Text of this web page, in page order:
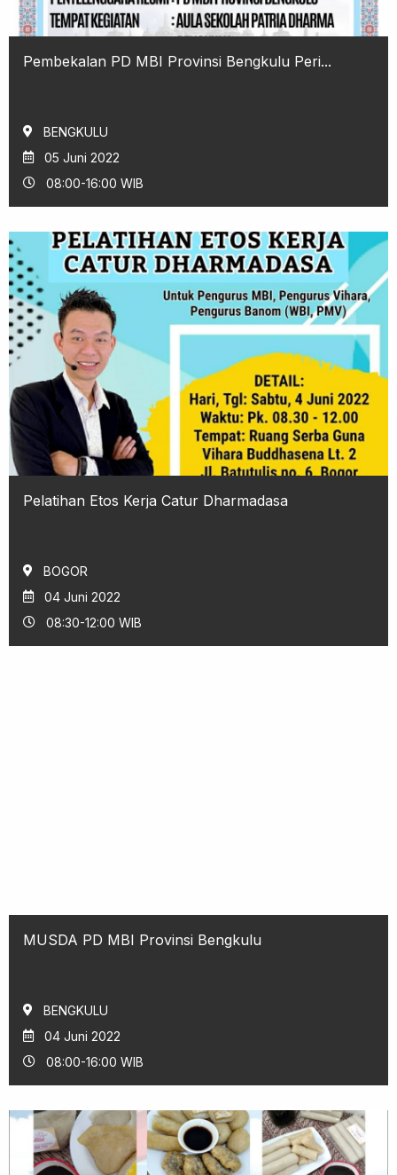
Pembekalan PD MBI Provinsi Bengkulu Peri...
BENGKULU
05 Juni 2022
08:00-16:00 WIB
Pelatihan Etos Kerja Catur Dharmadasa
BOGOR
04 Juni 2022
08:30-12:00 WIB
MUSDA PD MBI Provinsi Bengkulu
BENGKULU
04 Juni 2022
08:00-16:00 WIB